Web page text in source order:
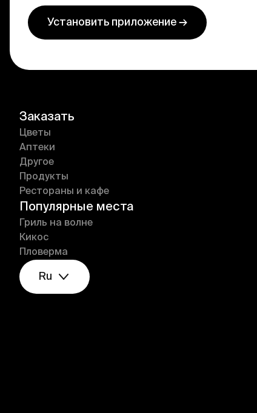
Установить приложение →
Заказать
Цветы
Аптеки
Другое
Продукты
Рестораны и кафе
Популярные места
Гриль на волне
Кикос
Пловерма
Ru